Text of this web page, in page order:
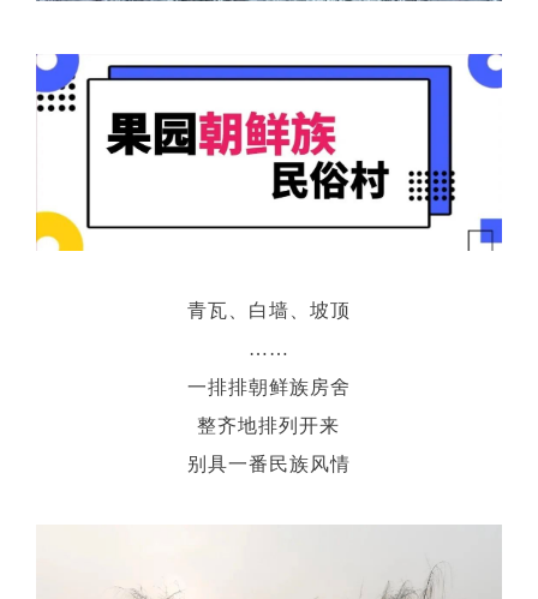
青瓦、白墙、坡顶
……
一排排朝鲜族房舍
整齐地排列开来
别具一番民族风情